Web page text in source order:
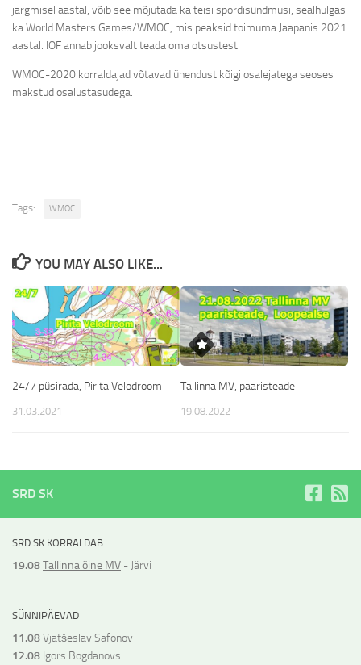
järgmisel aastal, võib see mõjutada ka teisi spordisündmusi, sealhulgas
ka World Masters Games/WMOC, mis peaksid toimuma Jaapanis 2021.
aastal. IOF annab jooksvalt teada oma otsustest.
WMOC-2020 korraldajad võtavad ühendust kõigi osalejatega seoses
makstud osalustasudega.
Tags: WMOC
YOU MAY ALSO LIKE...
24/7 püsirada, Pirita Velodroom
31.03.2021
Tallinna MV, paaristeade
19.08.2022
SRD SK
SRD SK KORRALDAB
19.08Tallinna öine MV - Järvi
SÜNNIPÄEVAD
11.08Vjatšeslav Safonov
12.08 Igors Bogdanovs